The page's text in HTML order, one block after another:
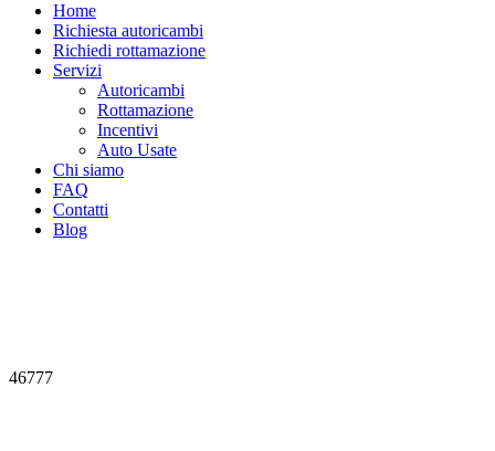
Home
Richiesta autoricambi
Richiedi rottamazione
Servizi
Autoricambi
Rottamazione
Incentivi
Auto Usate
Chi siamo
FAQ
Contatti
Blog
46777